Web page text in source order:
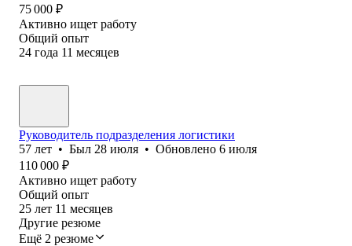
75 000 ₽
Активно ищет работу
Общий опыт
24 года 11 месяцев
Руководитель подразделения логистики
57 лет • Был 28 июля • Обновлено 6 июля
110 000 ₽
Активно ищет работу
Общий опыт
25 лет 11 месяцев
Другие резюме
Ещё 2 резюме